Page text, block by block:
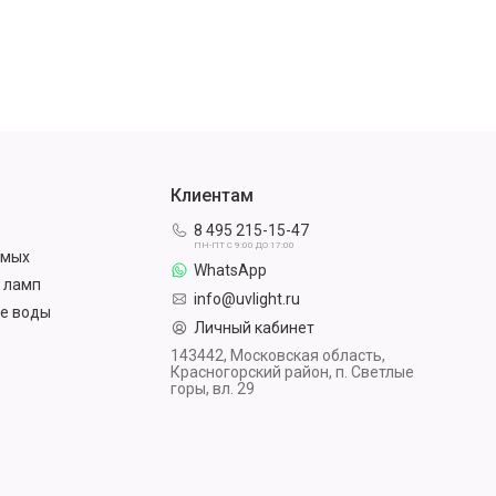
Клиентам
8 495 215-15-47
ПН-ПТ С 9:00 ДО 17:00
WhatsApp
info@uvlight.ru
Личный кабинет
143442, Московская область,
Красногорский район, п. Светлые
горы, вл. 29
ламп
воды